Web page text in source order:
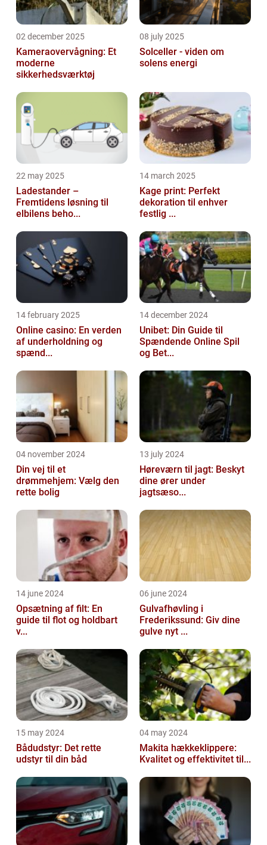
02 december 2025
Kameraovervågning: Et
moderne
sikkerhedsværktøj
08 july 2025
Solceller - viden om
solens energi
22 may 2025
Ladestander –
Fremtidens løsning til
elbilens beho...
14 march 2025
Kage print: Perfekt
dekoration til enhver
festlig ...
14 february 2025
Online casino: En verden
af underholdning og
spænd...
14 december 2024
Unibet: Din Guide til
Spændende Online Spil
og Bet...
04 november 2024
Din vej til et
drømmehjem: Vælg den
rette bolig
13 july 2024
Høreværn til jagt: Beskyt
dine ører under
jagtsæso...
14 june 2024
Opsætning af filt: En
guide til flot og holdbart
v...
06 june 2024
Gulvafhøvling i
Frederikssund: Giv dine
gulve nyt ...
15 may 2024
Bådudstyr: Det rette
udstyr til din båd
04 may 2024
Makita hækkeklippere:
Kvalitet og effektivitet til...